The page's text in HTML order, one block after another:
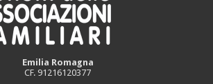
Emilia Romagna
CF. 91216120377